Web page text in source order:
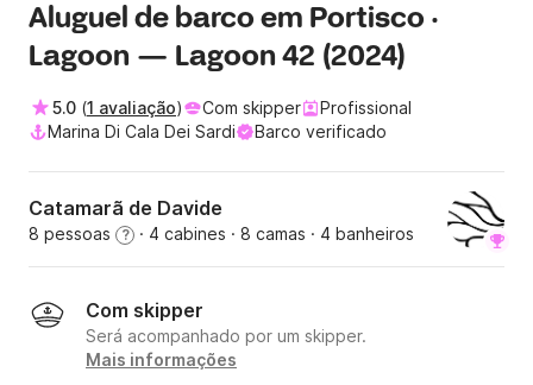
Aluguel de barco em Portisco ·
Lagoon — Lagoon 42 (2024)
5.0 (1 avaliação) Com skipper
Profissional
Marina Di Cala Dei Sardi
Barco verificado
Catamarã de Davide
8 pessoas ? · 4 cabines · 8 camas · 4 banheiros
Com skipper
Será acompanhado por um skipper.
Mais informações